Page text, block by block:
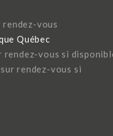
rendez-vous
Québec
rendez-vous si
rendez-vous si